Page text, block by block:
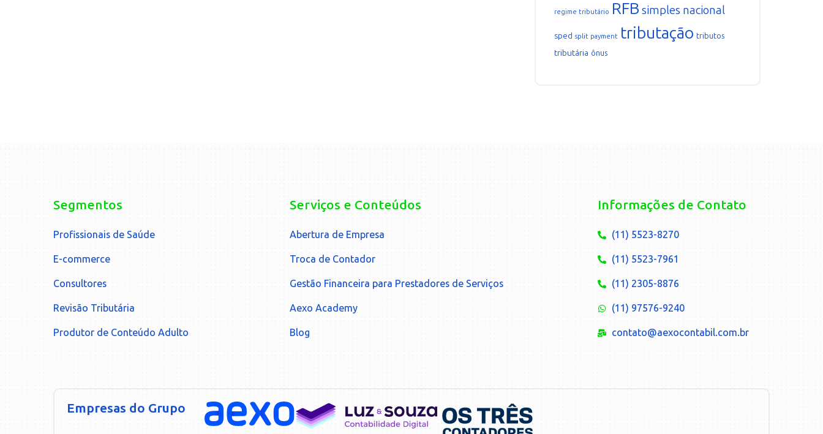
regime tributário RFB simples nacional
sped split payment tributação tributos
tributária ônus
Segmentos
Profissionais de Saúde
E-commerce
Consultores
Revisão Tributária
Produtor de Conteúdo Adulto
Serviços e Conteúdos
Abertura de Empresa
Troca de Contador
Gestão Financeira para Prestadores de Serviços
Aexo Academy
Blog
Informações de Contato
(11) 5523-8270
(11) 5523-7961
(11) 2305-8876
(11) 97576-9240
contato@aexocontabil.com.br
Empresas do Grupo